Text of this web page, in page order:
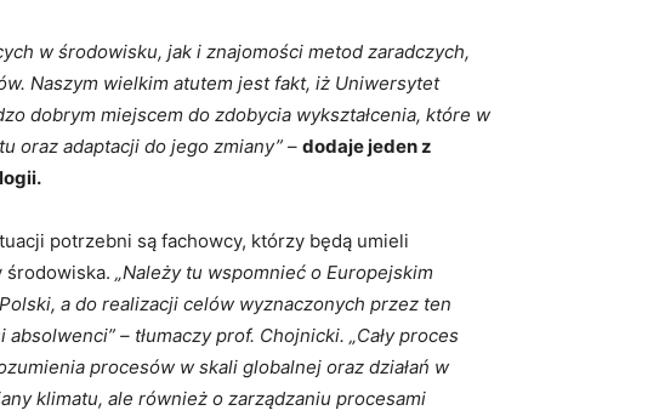
w środowisku, jak i znajomości metod zaradczych,
Naszym wielkim atutem jest fakt, iż Uniwersytet
dobrym miejscem do zdobycia wykształcenia, które w
oraz adaptacji do jego zmiany” – dodaje jeden z
potrzebni są fachowcy, którzy będą umieli
środowiska. „Należy tu wspomnieć o Europejskim
a do realizacji celów wyznaczonych przez ten
– tłumaczy prof. Chojnicki. „Cały proces
procesów w skali globalnej oraz działań w
klimatu, ale również o zarządzaniu procesami